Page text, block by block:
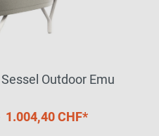
Outdoor Emu
1.004,40 CHF*